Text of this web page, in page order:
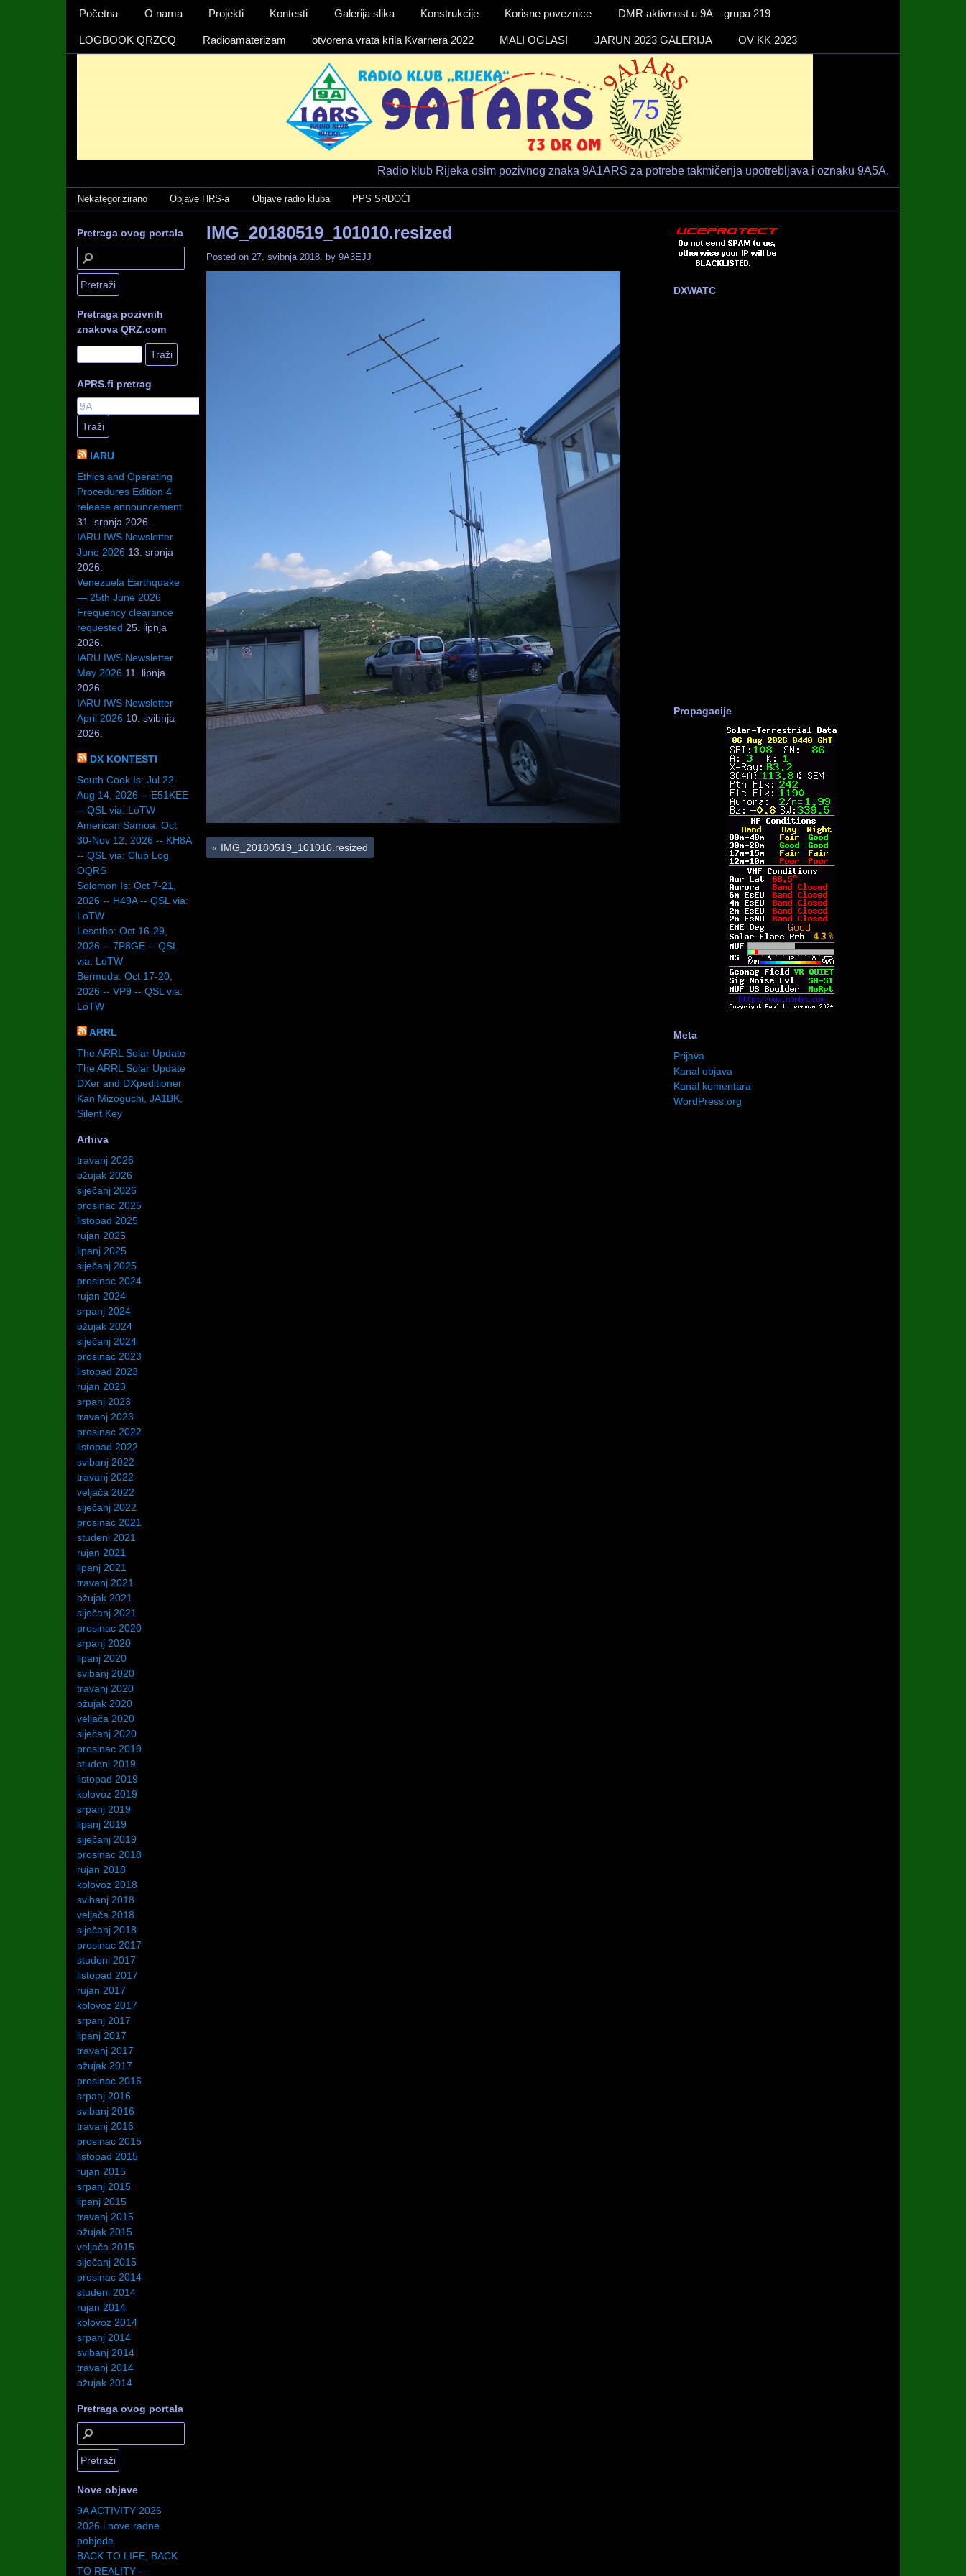
Početna O nama Projekti Kontesti Galerija slika Konstrukcije Korisne poveznice DMR aktivnost u 9A – grupa 219
LOGBOOK QRZCQ Radioamaterizam otvorena vrata krila Kvarnera 2022 MALI OGLASI JARUN 2023 GALERIJA OV KK 2023
Radio klub Rijeka osim pozivnog znaka 9A1ARS za potrebe takmičenja upotrebljava i oznaku 9A5A.
Categories
Nekategorizirano Objave HRS-a Objave radio kluba PPS SRDOČI
IMG_20180519_101010.resized
Posted on 27. svibnja 2018. by 9A3EJJ
« IMG_20180519_101010.resized
Pretraga ovog portala
Pretraga pozivnih
znakova QRZ.com
APRS.fi pretrag
IARU
Ethics and Operating
Procedures Edition 4
release announcement
31. srpnja 2026.
IARU IWS Newsletter
June 2026 13. srpnja
2026.
Venezuela Earthquake
— 25th June 2026
Frequency clearance
requested 25. lipnja
2026.
IARU IWS Newsletter
May 2026 11. lipnja
2026.
IARU IWS Newsletter
April 2026 10. svibnja
2026.
DX KONTESTI
South Cook Is: Jul 22-
Aug 14, 2026 -- E51KEE
-- QSL via: LoTW
American Samoa: Oct
30-Nov 12, 2026 -- KH8A
-- QSL via: Club Log
OQRS
Solomon Is: Oct 7-21,
2026 -- H49A -- QSL via:
LoTW
Lesotho: Oct 16-29,
2026 -- 7P8GE -- QSL
via: LoTW
Bermuda: Oct 17-20,
2026 -- VP9 -- QSL via:
LoTW
ARRL
The ARRL Solar Update
The ARRL Solar Update
DXer and DXpeditioner
Kan Mizoguchi, JA1BK,
Silent Key
Arhiva
travanj 2026
ožujak 2026
siječanj 2026
prosinac 2025
listopad 2025
rujan 2025
lipanj 2025
siječanj 2025
prosinac 2024
rujan 2024
srpanj 2024
ožujak 2024
siječanj 2024
prosinac 2023
listopad 2023
rujan 2023
srpanj 2023
travanj 2023
prosinac 2022
listopad 2022
svibanj 2022
travanj 2022
veljača 2022
siječanj 2022
prosinac 2021
studeni 2021
rujan 2021
lipanj 2021
travanj 2021
ožujak 2021
siječanj 2021
prosinac 2020
srpanj 2020
lipanj 2020
svibanj 2020
travanj 2020
ožujak 2020
veljača 2020
siječanj 2020
prosinac 2019
studeni 2019
listopad 2019
kolovoz 2019
srpanj 2019
lipanj 2019
siječanj 2019
prosinac 2018
rujan 2018
kolovoz 2018
svibanj 2018
veljača 2018
siječanj 2018
prosinac 2017
studeni 2017
listopad 2017
rujan 2017
kolovoz 2017
srpanj 2017
lipanj 2017
travanj 2017
ožujak 2017
prosinac 2016
srpanj 2016
svibanj 2016
travanj 2016
prosinac 2015
listopad 2015
rujan 2015
srpanj 2015
lipanj 2015
travanj 2015
ožujak 2015
veljača 2015
siječanj 2015
prosinac 2014
studeni 2014
rujan 2014
kolovoz 2014
srpanj 2014
svibanj 2014
travanj 2014
ožujak 2014
Pretraga ovog portala
Nove objave
9A ACTIVITY 2026
2026 i nove radne
pobjede
BACK TO LIFE, BACK
TO REALITY –
DXWATC
Propagacije
Meta
Prijava
Kanal objava
Kanal komentara
WordPress.org